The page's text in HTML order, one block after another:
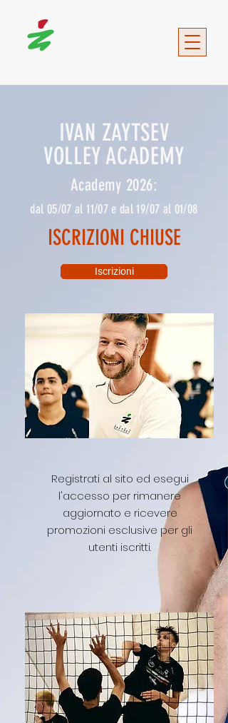
IVAN ZAYTSEV
VOLLEY ACADEMY
Academy 2026:
dal 05/07 al 11/07 e dal 19/07 al 01/08
ISCRIZIONI CHIUSE
Iscrizioni
Registrati al sito ed esegui
l'accesso per rimanere
aggiornato e ricevere
promozioni esclusive per gli
utenti iscritti.